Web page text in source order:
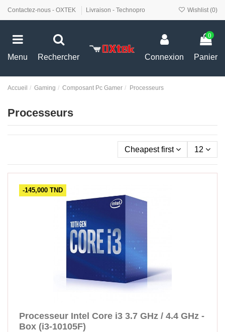
Contactez-nous - OXTEK Livraison - Technopro Wishlist (0)
Menu Rechercher Connexion
0
Panier
Accueil Gaming Composant Pc Gamer Processeurs
Processeurs
Cheapest first 12
-145,000 TND
Processeur Intel Core i3 3.7 GHz / 4.4 GHz -
Box (i3-10105F)